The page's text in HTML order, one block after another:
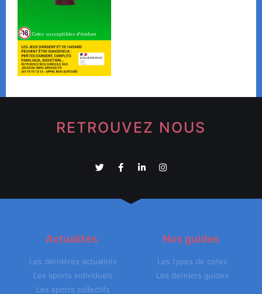
RETROUVEZ NOUS
Actualités
Les dernières actualités
Les sports individuels
Les sports collectifs
Nos guides
Les types de cotes
Les derniers guides